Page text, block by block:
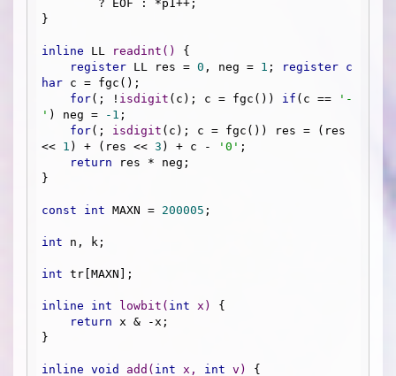
}
inline LL readint ()
{
register LL res = 0 , neg = 1 ; register c
har c = fgc();
for(; ! isdigit (c); c = fgc()) if (c ==
'-
' ) neg = -1 ;
for(; isdigit (c); c = fgc()) res = (res
<< 1 ) + (res << 3 ) + c - '0' ;
return res * neg;
}
const int MAXN = 200005 ;
int n, k;
int tr[MAXN];
inline int lowbit ( int x)
{
return x & -x;
}
inline void add ( int x, int v) {